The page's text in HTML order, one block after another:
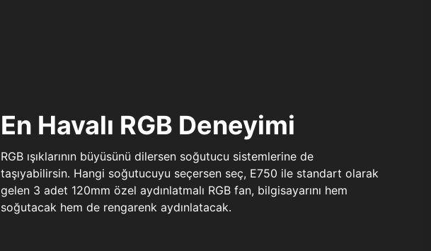
En Havalı RGB Deneyimi
RGB ışıklarının büyüsünü dilersen soğutucu sistemlerine de
taşıyabilirsin. Hangi soğutucuyu seçersen seç, E750 ile standart olarak
gelen 3 adet 120mm özel aydınlatmalı RGB fan, bilgisayarını hem
soğutacak hem de rengarenk aydınlatacak.